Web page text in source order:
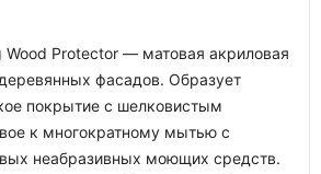
Wood Protector — матовая акриловая
фасадов. Образует
покрытие с шелковистым
к многократному мытью с
неабразивных моющих средств.